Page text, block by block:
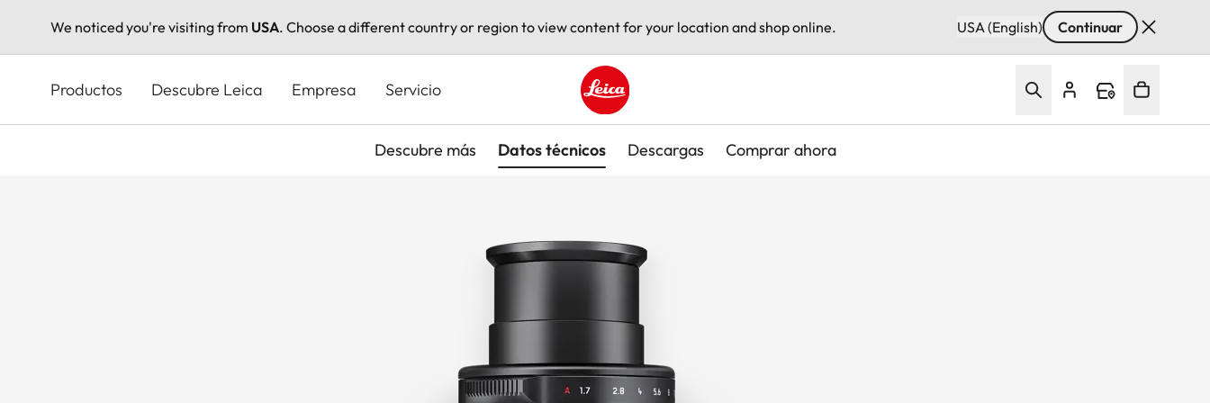
We noticed you're visiting from USA. Choose a different country or region to view content for your location and shop online. USA (English) Continuar
principal
Productos Descubre Leica Empresa Servicio
Leica logo - Home
Descubre más Datos técnicos Descargas Comprar ahora